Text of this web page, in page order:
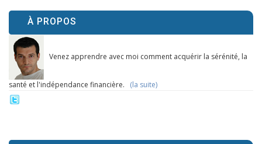
À PROPOS
Venez apprendre avec moi comment acquérir la sérénité, la
santé et l'indépendance financière. (la suite)